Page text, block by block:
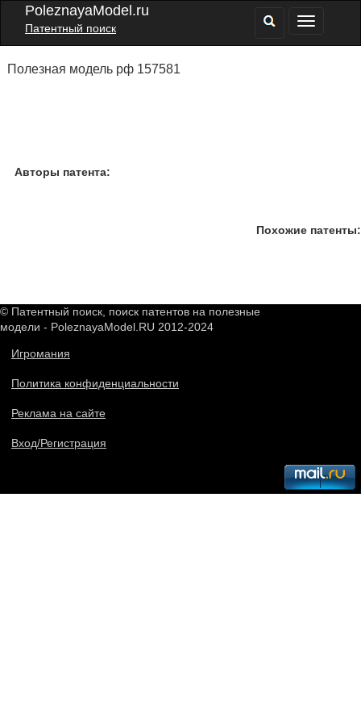
PoleznayaModel.ru
Патентный поиск
Полезная модель рф 157581
Авторы патента:
Похожие патенты:
© Патентный поиск, поиск патентов на полезные
модели - PoleznayaModel.RU 2012-2024
Игромания
Политика конфиденциальности
Реклама на сайте
Вход/Регистрация